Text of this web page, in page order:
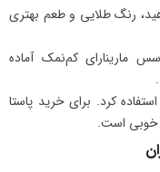
رنگ طلایی و طعم بهتری
مارینارای کم‌نمک آماده
کرد. برای خرید پاستا
خوبی است.